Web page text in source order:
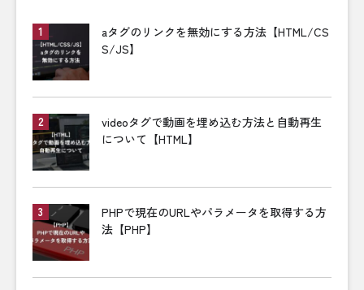
aタグのリンクを無効にする方法【HTML/CS
S/JS】
videoタグで動画を埋め込む方法と自動再生
について【HTML】
PHPで現在のURLやパラメータを取得する方
法【PHP】